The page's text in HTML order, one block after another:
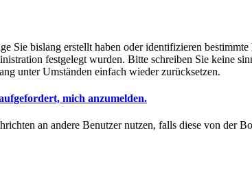
Sie bislang erstellt haben oder identifizieren
festgelegt wurden. Bitte schreiben Sie keine
unter Umständen einfach wieder zurücksetzen.
mich anzumelden.
an andere Benutzer nutzen, falls diese von der